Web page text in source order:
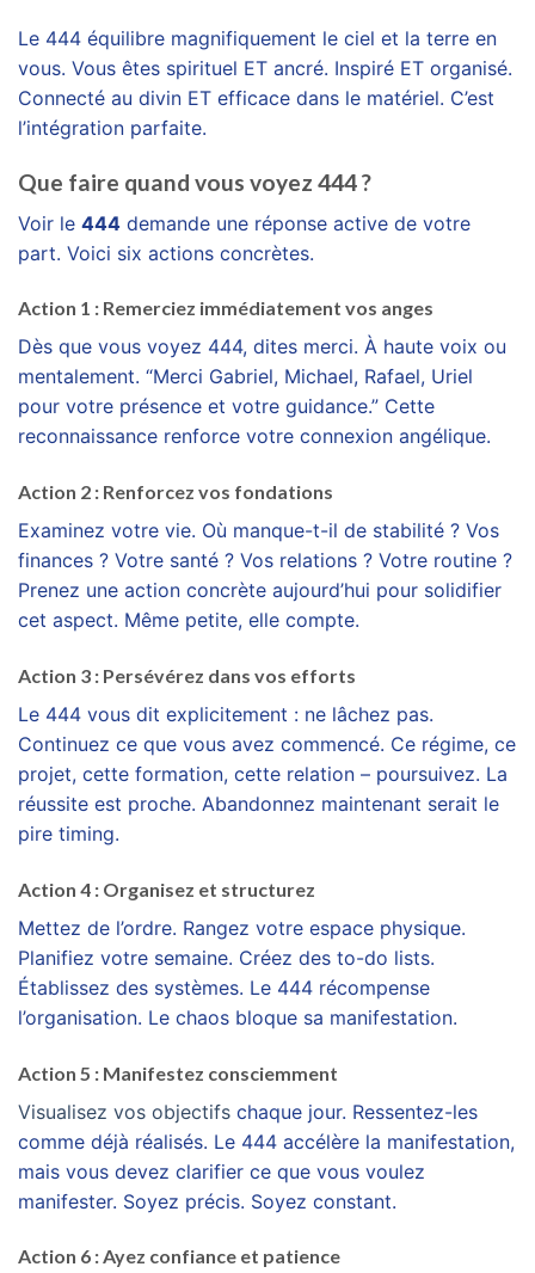
Le 444 équilibre magnifiquement le ciel et la terre en
vous. Vous êtes spirituel ET ancré. Inspiré ET organisé.
Connecté au divin ET efficace dans le matériel. C’est
l’intégration parfaite.
Que faire quand vous voyez 444 ?
Voir le 444 demande une réponse active de votre
part. Voici six actions concrètes.
Action 1 : Remerciez immédiatement vos anges
Dès que vous voyez 444, dites merci. À haute voix ou
mentalement. “Merci Gabriel, Michael, Rafael, Uriel
pour votre présence et votre guidance.” Cette
reconnaissance renforce votre connexion angélique.
Action 2 : Renforcez vos fondations
Examinez votre vie. Où manque-t-il de stabilité ? Vos
finances ? Votre santé ? Vos relations ? Votre routine ?
Prenez une action concrète aujourd’hui pour solidifier
cet aspect. Même petite, elle compte.
Action 3 : Persévérez dans vos efforts
Le 444 vous dit explicitement : ne lâchez pas.
Continuez ce que vous avez commencé. Ce régime, ce
projet, cette formation, cette relation – poursuivez. La
réussite est proche. Abandonnez maintenant serait le
pire timing.
Action 4 : Organisez et structurez
Mettez de l’ordre. Rangez votre espace physique.
Planifiez votre semaine. Créez des to-do lists.
Établissez des systèmes. Le 444 récompense
l’organisation. Le chaos bloque sa manifestation.
Action 5 : Manifestez consciemment
Visualisez vos objectifs chaque jour. Ressentez-les
comme déjà réalisés. Le 444 accélère la manifestation,
mais vous devez clarifier ce que vous voulez
manifester. Soyez précis. Soyez constant.
Action 6 : Ayez confiance et patience